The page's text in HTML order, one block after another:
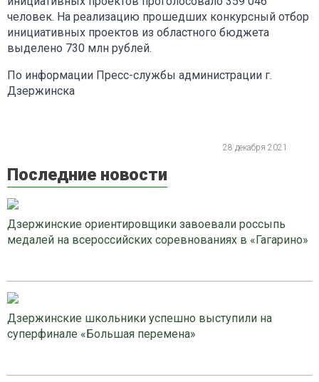
человек. На реализацию прошедших конкурсный отбор
инициативных проектов из областного бюджета
выделено 730 млн рублей.
По информации Пресс-службы администрации г.
Дзержинска
28 декабря 2021
Последние новости
Дзержинские ориентировщики завоевали россыпь
медалей на всероссийских соревнованиях в «Гагарино»
Дзержинские школьники успешно выступили на
суперфинале «Большая перемена»